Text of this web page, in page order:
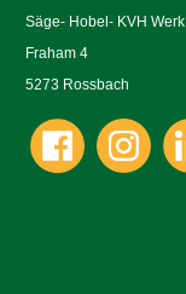
Säge- Hobel- KVH Werk
Fraham 4
5273 Rossbach